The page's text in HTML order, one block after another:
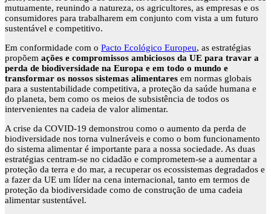
mutuamente, reunindo a natureza, os agricultores, as empresas e os
consumidores para trabalharem em conjunto com vista a um futuro
sustentável e competitivo.
Em conformidade com o Pacto Ecológico Europeu, as estratégias
propõem ações e compromissos ambiciosos da UE para travar a
perda de biodiversidade na Europa e em todo o mundo e
transformar os nossos sistemas alimentares em normas globais
para a sustentabilidade competitiva, a proteção da saúde humana e
do planeta, bem como os meios de subsistência de todos os
intervenientes na cadeia de valor alimentar.
A crise da COVID-19 demonstrou como o aumento da perda de
biodiversidade nos torna vulneráveis e como o bom funcionamento
do sistema alimentar é importante para a nossa sociedade. As duas
estratégias centram-se no cidadão e comprometem-se a aumentar a
proteção da terra e do mar, a recuperar os ecossistemas degradados e
a fazer da UE um líder na cena internacional, tanto em termos de
proteção da biodiversidade como de construção de uma cadeia
alimentar sustentável.